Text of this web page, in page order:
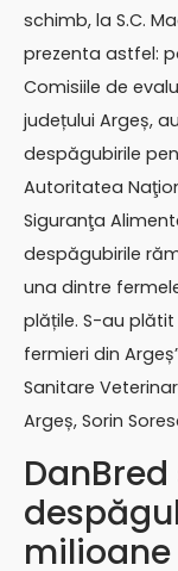
schimb, la S.C.
prezenta astfel:
Comisiile de
județului Argeș,
despăgubirile
Autoritatea
Siguranţa
despăgubirile
una dintre
plățile. S-au
fermieri din
Sanitare
Argeș, Sorin
milioane